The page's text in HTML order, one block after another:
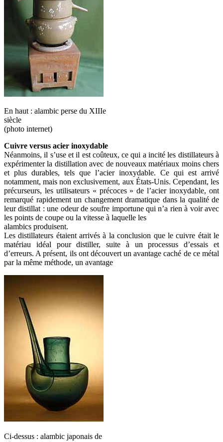
En haut : alambic perse du XIIIe
siècle
(photo internet)
Cuivre versus acier inoxydable
Néanmoins, il s’use et il est coûteux, ce qui a incité les distillateurs à
expérimenter la distillation avec de nouveaux matériaux moins chers
et plus durables, tels que l’acier inoxydable. Ce qui est arrivé
notamment, mais non exclusivement, aux États-Unis. Cependant, les
précurseurs, les utilisateurs « précoces » de l’acier inoxydable, ont
remarqué rapidement un changement dramatique dans la qualité de
leur distillat : une odeur de soufre importune qui n’a rien à voir avec
les points de coupe ou la vitesse à laquelle les
alambics produisent.
Les distillateurs étaient arrivés à la conclusion que le cuivre était le
matériau idéal pour distiller, suite à un processus d’essais et
d’erreurs. A présent, ils ont découvert un avantage caché de ce métal
par la même méthode, un avantage
Ci-dessus : alambic japonais de